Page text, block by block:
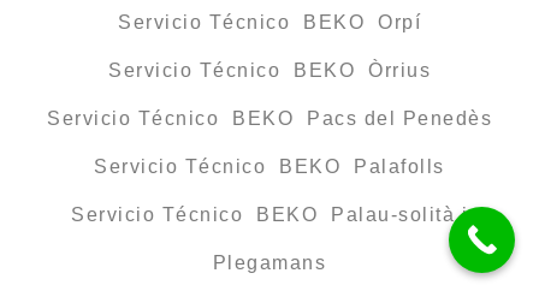
Servicio Técnico BEKO Orpí
Servicio Técnico BEKO Òrrius
Servicio Técnico BEKO Pacs del Penedès
Servicio Técnico BEKO Palafolls
Servicio Técnico BEKO Palau-solità i
Plegamans